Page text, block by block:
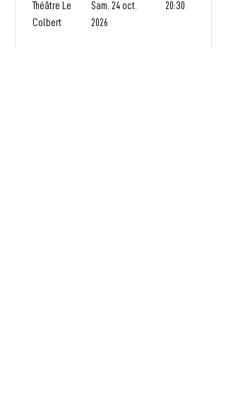
Théâtre Le
Colbert
Sam. 24 oct.
2026
20:30